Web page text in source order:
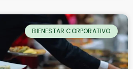
BIENESTAR CORPORATIVO